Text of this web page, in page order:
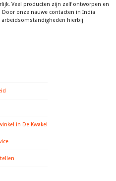
Veel producten zijn zelf ontworpen en
onze nauwe contacten in India
hierbij
in De Kwakel